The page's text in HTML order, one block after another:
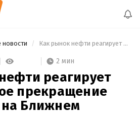
Как рынок нефти реагирует на вероятное прекращение конфликта на Ближнем Востоке
2 мин
реагирует
прекращение
Ближнем